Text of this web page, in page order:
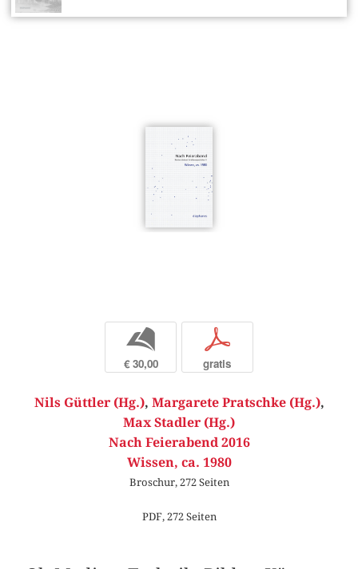
b
€ 30,00
p
gratis
Nils Güttler (Hg.), Margarete Pratschke (Hg.),
Max Stadler (Hg.)
Nach Feierabend 2016
Wissen, ca. 1980
Broschur, 272 Seiten
PDF, 272 Seiten